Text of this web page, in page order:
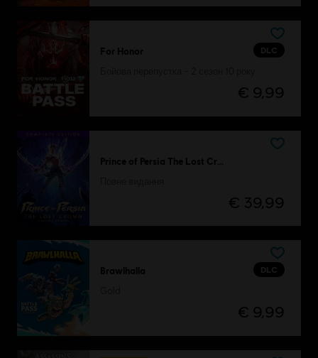
DLC
For Honor
€ 9,99
€ 39,99
DLC
Brawlhalla
€ 9,99